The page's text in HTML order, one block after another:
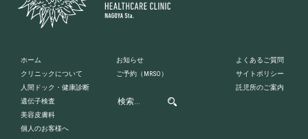
ホーム
クリニックについて
人間ドック・健康診断
遺伝子検査
美容皮膚科
個人のお客様へ
お知らせ
ご予約 （MRSO）
よくあるご質問
サイトポリシー
託児所のご案内